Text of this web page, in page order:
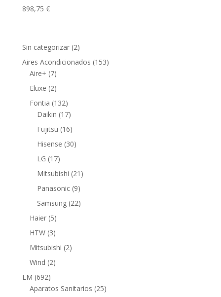
898,75 €
Sin categorizar 22
productos
Aires Acondicionados 153153
Aire+ 77
productos
Eluxe 22
productos
Fontia 132132
productos
Daikin 1717
productos
Fujitsu 1616
productos
Hisense 3030
LG 1717
productos
Mitsubishi 21 21
Panasonic 99
productos
Samsung 2222
Haier 55
productos
HTW 33
productos
Mitsubishi 22
Wind 22
LM 692692
productos
Aparatos Sanitarios 2525